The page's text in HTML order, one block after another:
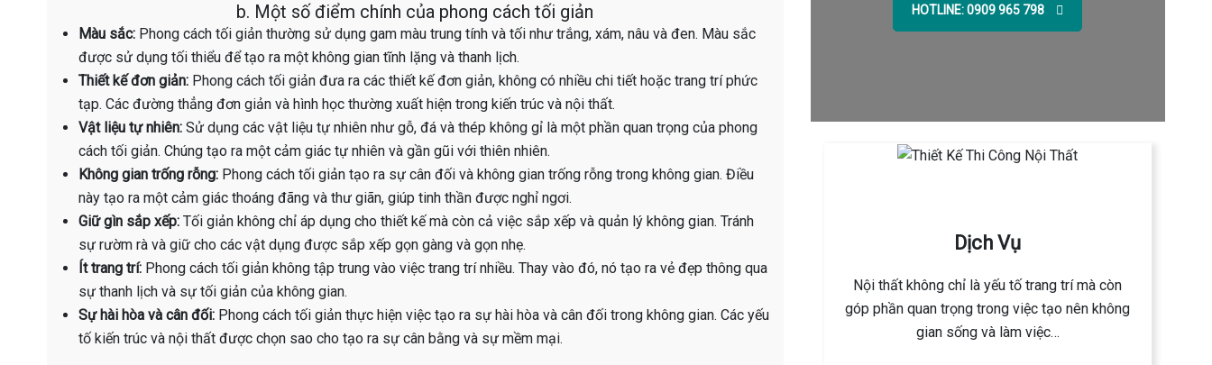
b. Một số điểm chính của phong cách tối giản
Màu sắc: Phong cách tối giản thường sử dụng gam màu trung tính và tối như trắng, xám, nâu và đen. Màu sắc
được sử dụng tối thiểu để tạo ra một không gian tĩnh lặng và thanh lịch.
Thiết kế đơn giản: Phong cách tối giản đưa ra các thiết kế đơn giản, không có nhiều chi tiết hoặc trang trí phức
tạp. Các đường thẳng đơn giản và hình học thường xuất hiện trong kiến ​​trúc và nội thất.
Vật liệu tự nhiên: Sử dụng các vật liệu tự nhiên như gỗ, đá và thép không gỉ là một phần quan trọng của phong
cách tối giản. Chúng tạo ra một cảm giác tự nhiên và gần gũi với thiên nhiên.
Không gian trống rỗng: Phong cách tối giản tạo ra sự cân đối và không gian trống rỗng trong không gian. Điều
này tạo ra một cảm giác thoáng đãng và thư giãn, giúp tinh thần được nghỉ ngơi.
Giữ gìn sắp xếp: Tối giản không chỉ áp dụng cho thiết kế mà còn cả việc sắp xếp và quản lý không gian. Tránh
sự rườm rà và giữ cho các vật dụng được sắp xếp gọn gàng và gọn nhẹ.
Ít trang trí: Phong cách tối giản không tập trung vào việc trang trí nhiều. Thay vào đó, nó tạo ra vẻ đẹp thông qua
sự thanh lịch và sự tối giản của không gian.
Sự hài hòa và cân đối: Phong cách tối giản thực hiện việc tạo ra sự hài hòa và cân đối trong không gian. Các yếu
tố kiến ​​trúc và nội thất được chọn sao cho tạo ra sự cân bằng và sự mềm mại.
HOTLINE: 0909 965 798
Dịch Vụ
Nội thất không chỉ là yếu tố trang trí mà còn
góp phần quan trọng trong việc tạo nên không
gian sống và làm việc…